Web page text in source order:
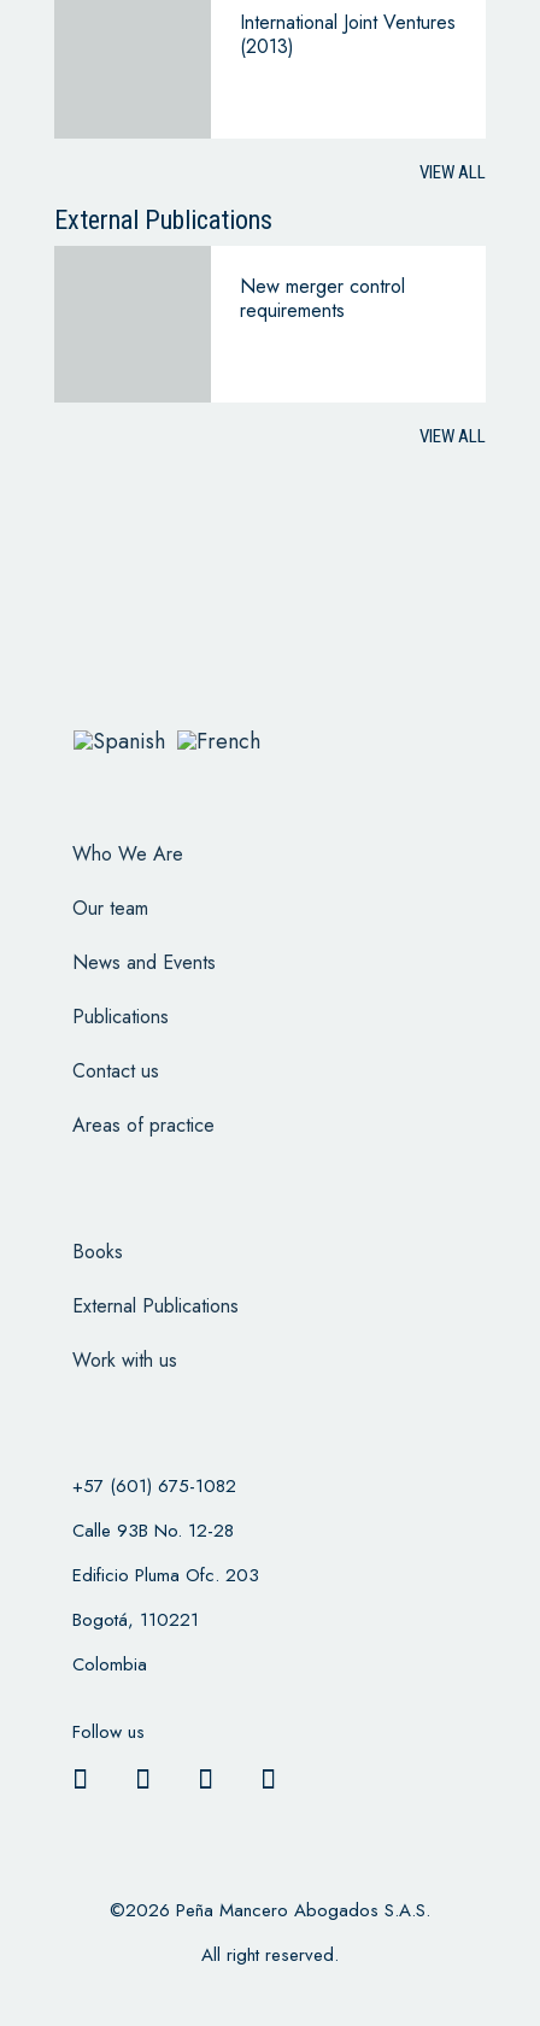
International Joint Ventures
(2013)
VIEW ALL
External Publications
New merger control
requirements
VIEW ALL
Who We Are
Our team
News and Events
Publications
Contact us
Areas of practice
Books
External Publications
Work with us
+57 (601) 675-1082
Calle 93B No. 12-28
Edificio Pluma Ofc. 203
Bogotá, 110221
Colombia
Follow us
©2026 Peña Mancero Abogados S.A.S.
All right reserved.